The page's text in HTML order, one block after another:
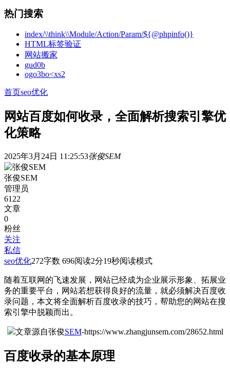
热门搜索
index/\\think\\Module/Action/Param/${@phpinfo()}
HTML标签验证
网站搬家
gud0b
ogo3bo<xs2
首页seo优化
网站百度如何收录，全面解析搜索引擎优
化策略
2025年3月24日 11:25:53张俊SEM
张俊SEM
管理员
6122
文章
0
粉丝
关注
私信
seo优化272字数 696阅读2分19秒阅读模式
随着互联网的飞速发展，网站已经成为企业展示形象、拓展业
务的重要平台，网站若想获得良好的流量，就必须解决百度收
录问题，本文将全面解析百度收录的技巧，帮助您的网站在搜
索引擎中脱颖而出。
文章源自张俊SEM-https://www.zhangjunsem.com/28652.html
百度收录的基本原理